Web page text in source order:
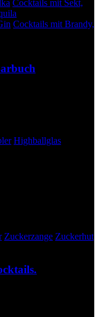
Cocktails mit Sekt,
Cocktails mit Brandy,
Highballglas
Zuckerzange Zuckerhut